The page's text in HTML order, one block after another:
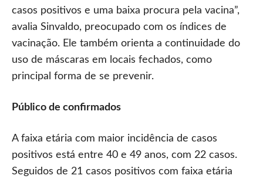
casos positivos e uma baixa procura pela vacina”,
avalia Sinvaldo, preocupado com os índices de
vacinação. Ele também orienta a continuidade do
uso de máscaras em locais fechados, como
principal forma de se prevenir.
Público de confirmados
A faixa etária com maior incidência de casos
positivos está entre 40 e 49 anos, com 22 casos.
Seguidos de 21 casos positivos com faixa etária